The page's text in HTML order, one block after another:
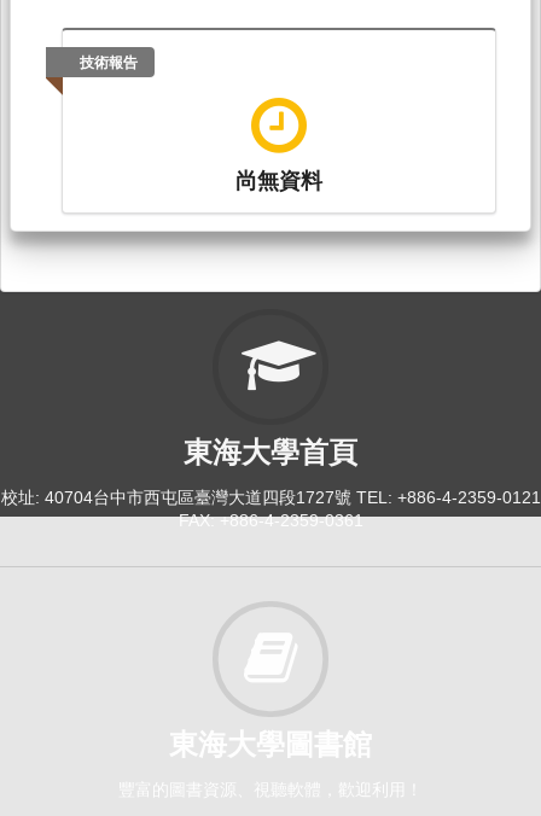
技術報告
尚無資料
東海大學首頁
校址: 40704台中市西屯區臺灣大道四段1727號 TEL: +886-4-2359-0121
FAX: +886-4-2359-0361
東海大學圖書館
豐富的圖書資源、視聽軟體，歡迎利用！